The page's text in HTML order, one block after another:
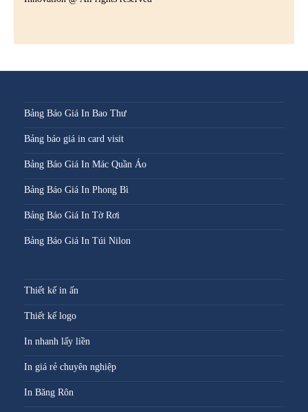
Bảng Báo Giá In Bao Thư
Bảng báo giá in card visit
Bảng Báo Giá In Mác Quần Áo
Bảng Báo Giá In Phong Bì
Bảng Báo Giá In Tờ Rơi
Bảng Báo Giá In Túi Nilon
Thiết kế in ấn
Thiết kế logo
In nhanh lấy liền
In giá rẻ chuyên nghiệp
In Băng Rôn